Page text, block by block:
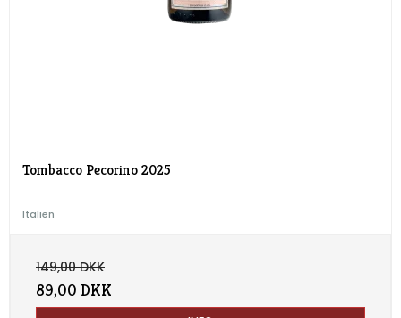
Tombacco Pecorino 2025
Italien
149,00 DKK
89,00 DKK